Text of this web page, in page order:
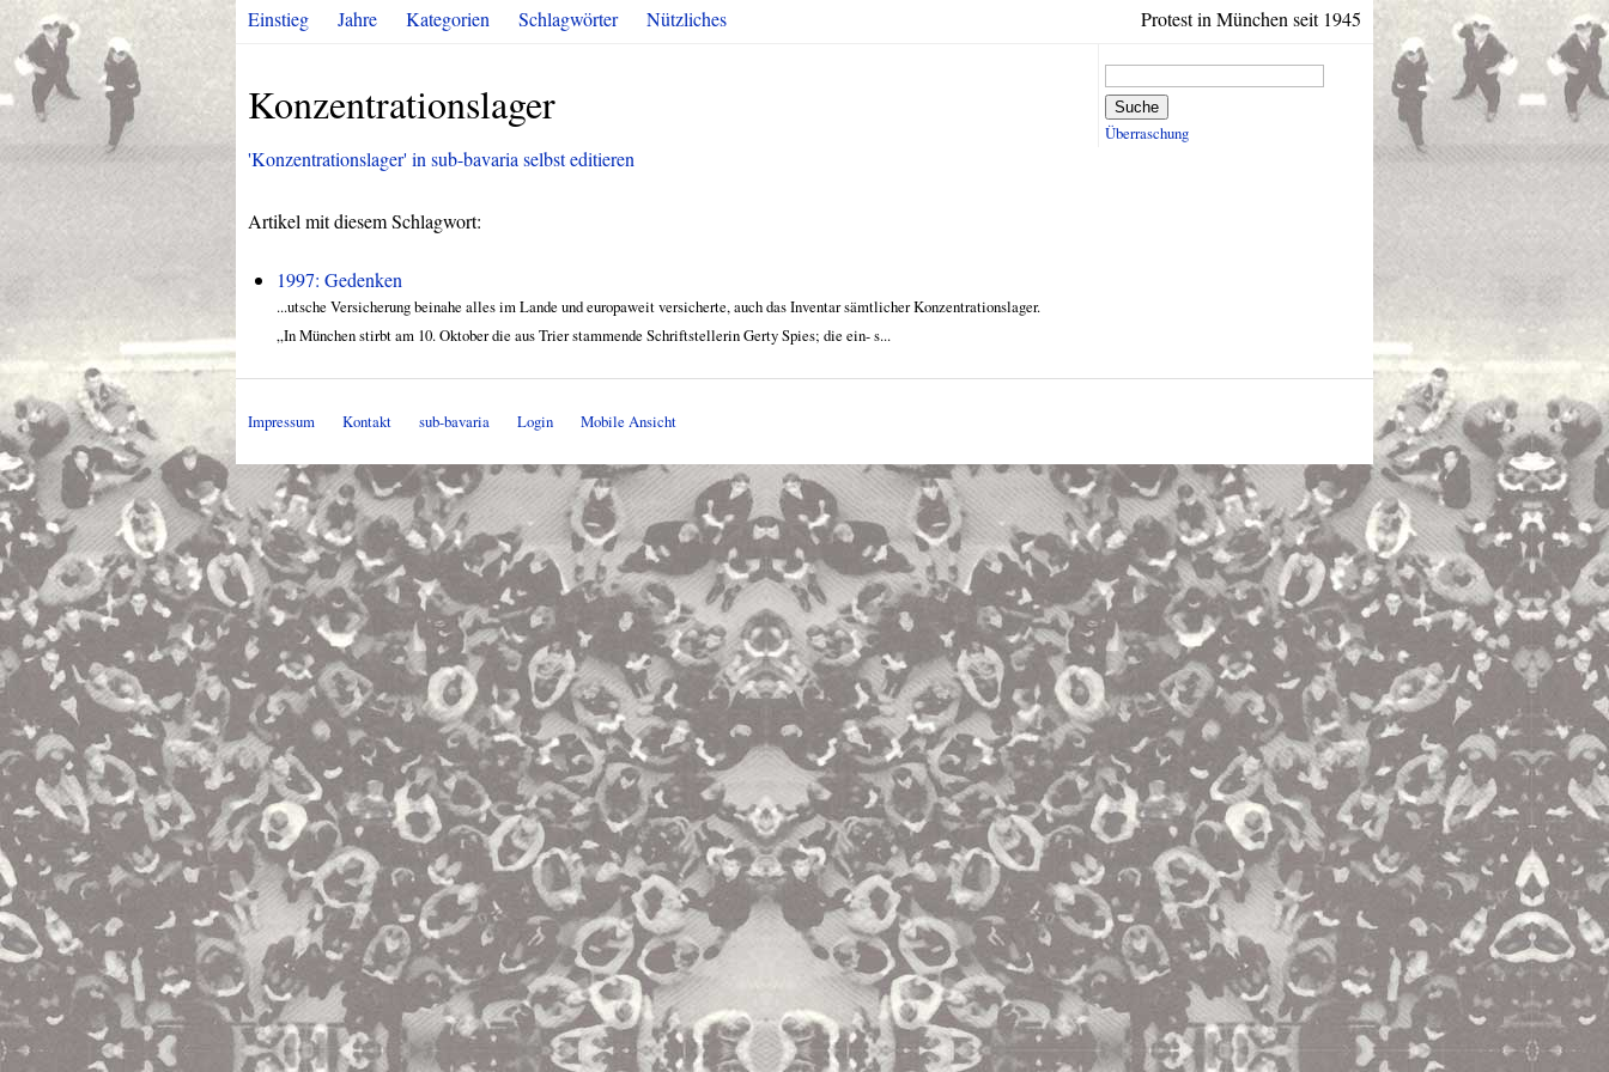
Protest in München seit 1945
Einstieg Jahre Kategorien Schlagwörter Nützliches
Konzentrationslager
'Konzentrationslager' in sub-bavaria selbst editieren
Artikel mit diesem Schlagwort:
1997: Gedenken
...utsche Versicherung beinahe alles im Lande und europaweit versicherte, auch das Inventar sämtlicher Konzentrationslager.
„In München stirbt am 10. Oktober die aus Trier stammende Schriftstellerin Gerty Spies; die ein- s...
Suche
Überraschung
Impressum Kontakt sub-bavaria Login Mobile Ansicht